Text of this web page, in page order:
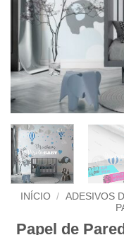
INÍCIO / ADESIVOS
Papel de